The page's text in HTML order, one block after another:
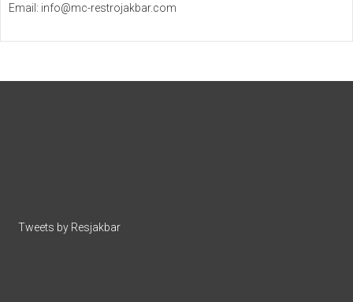
Email: info@mc-restrojakbar.com
Tweets by Resjakbar